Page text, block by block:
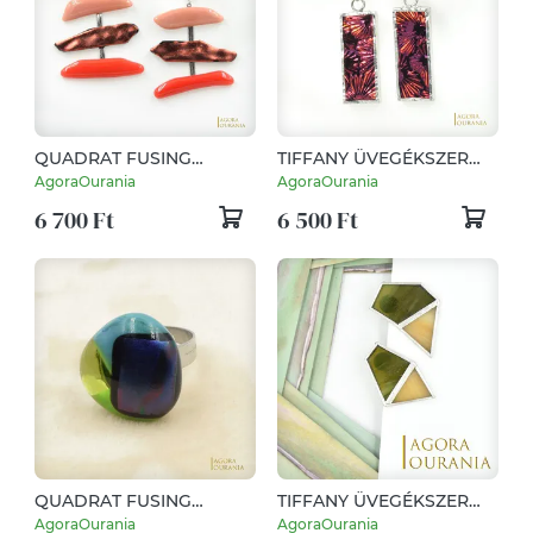
QUADRAT FUSING
ÜVEGÉKSZER NO. 23
AgoraOurania
6 700 Ft
TIFFANY ÜVEGÉKSZER
NO. 324 MINIMAL ART
DESIGN
AgoraOurania
6 500 Ft
QUADRAT FUSING
ÜVEGÉKSZER NO. 22
AgoraOurania
TIFFANY ÜVEGÉKSZER
NO. 153 MINIMAL ART
AgoraOurania